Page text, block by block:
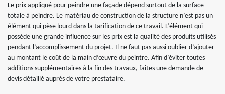
Le prix appliqué pour peindre une façade dépend surtout de la surface
totale à peindre. Le matériau de construction de la structure n’est pas un
élément qui pèse lourd dans la tarification de ce travail. L’élément qui
possède une grande influence sur les prix est la qualité des produits utilisés
pendant l’accomplissement du projet. Il ne faut pas aussi oublier d’ajouter
au montant le coût de la main d’œuvre du peintre. Afin d’éviter toutes
additions supplémentaires à la fin des travaux, faites une demande de
devis détaillé auprès de votre prestataire.